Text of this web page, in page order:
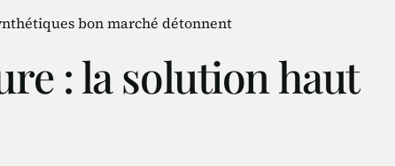
bon marché détonnent
: la solution haut